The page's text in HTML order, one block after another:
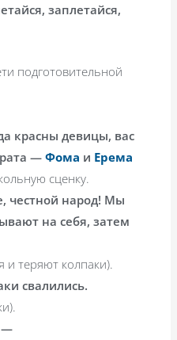
заплетайся,
подготовительной
красны девицы, вас
—Фома и Ерема
сценку.
честной народ! Мы
на себя, затем
и теряют колпаки).
свалились.
—